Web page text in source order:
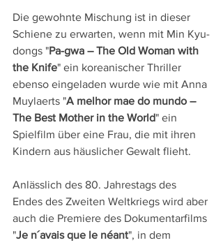
Die gewohnte Mischung ist in dieser
Schiene zu erwarten, wenn mit Min Kyu-
dongs "Pa-gwa – The Old Woman with
the Knife" ein koreanischer Thriller
ebenso eingeladen wurde wie mit Anna
Muylaerts "A melhor mae do mundo –
The Best Mother in the World" ein
Spielfilm über eine Frau, die mit ihren
Kindern aus häuslicher Gewalt flieht.
Anlässlich des 80. Jahrestags des
Endes des Zweiten Weltkriegs wird aber
auch die Premiere des Dokumentarfilms
"Je n´avais que le néant", in dem